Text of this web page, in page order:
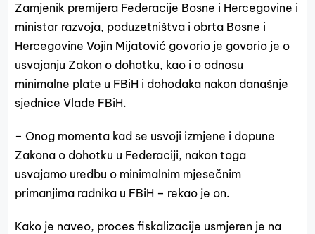
Zamjenik premijera Federacije Bosne i Hercegovine i
ministar razvoja, poduzetništva i obrta Bosne i
Hercegovine Vojin Mijatović govorio je govorio je o
usvajanju Zakon o dohotku, kao i o odnosu
minimalne plate u FBiH i dohodaka nakon današnje
sjednice Vlade FBiH.
– Onog momenta kad se usvoji izmjene i dopune
Zakona o dohotku u Federaciji, nakon toga
usvajamo uredbu o minimalnim mjesečnim
primanjima radnika u FBiH – rekao je on.
Kako je naveo, proces fiskalizacije usmjeren je na